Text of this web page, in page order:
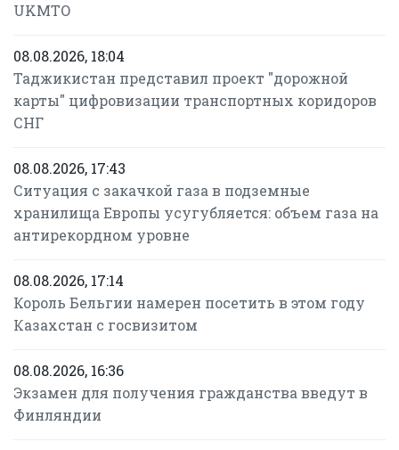
UKMTO
08.08.2026, 18:04
Таджикистан представил проект "дорожной
карты" цифровизации транспортных коридоров
СНГ
08.08.2026, 17:43
Ситуация с закачкой газа в подземные
хранилища Европы усугубляется: объем газа на
антирекордном уровне
08.08.2026, 17:14
Король Бельгии намерен посетить в этом году
Казахстан с госвизитом
08.08.2026, 16:36
Экзамен для получения гражданства введут в
Финляндии